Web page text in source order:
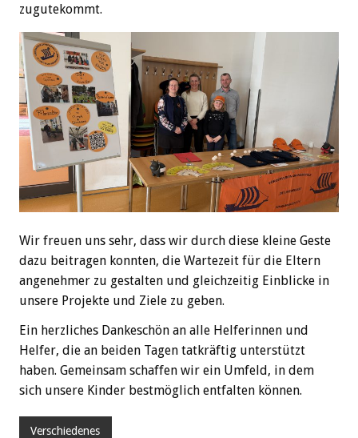
zugutekommt.
Wir freuen uns sehr, dass wir durch diese kleine Geste
dazu beitragen konnten, die Wartezeit für die Eltern
angenehmer zu gestalten und gleichzeitig Einblicke in
unsere Projekte und Ziele zu geben.
Ein herzliches Dankeschön an alle Helferinnen und
Helfer, die an beiden Tagen tatkräftig unterstützt
haben. Gemeinsam schaffen wir ein Umfeld, in dem
sich unsere Kinder bestmöglich entfalten können.
Verschiedenes